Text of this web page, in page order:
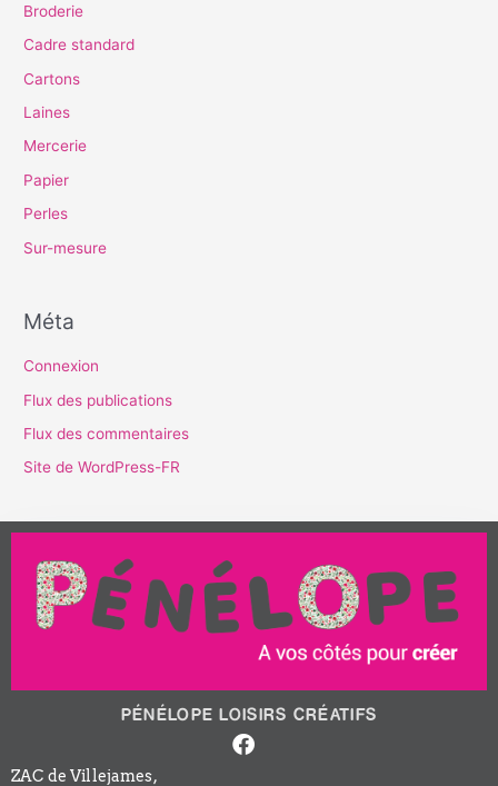
Broderie
Cadre standard
Cartons
Laines
Mercerie
Papier
Perles
Sur-mesure
Méta
Connexion
Flux des publications
Flux des commentaires
Site de WordPress-FR
PÉNÉLOPE LOISIRS CRÉATIFS
Facebook-
f
ZAC de Villejames,